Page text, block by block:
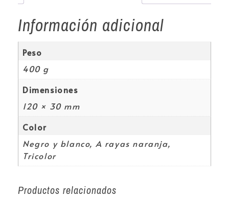
Información adicional
Peso
400 g
Dimensiones
120 × 30 mm
Color
Negro y blanco, A rayas naranja,
Tricolor
Productos relacionados